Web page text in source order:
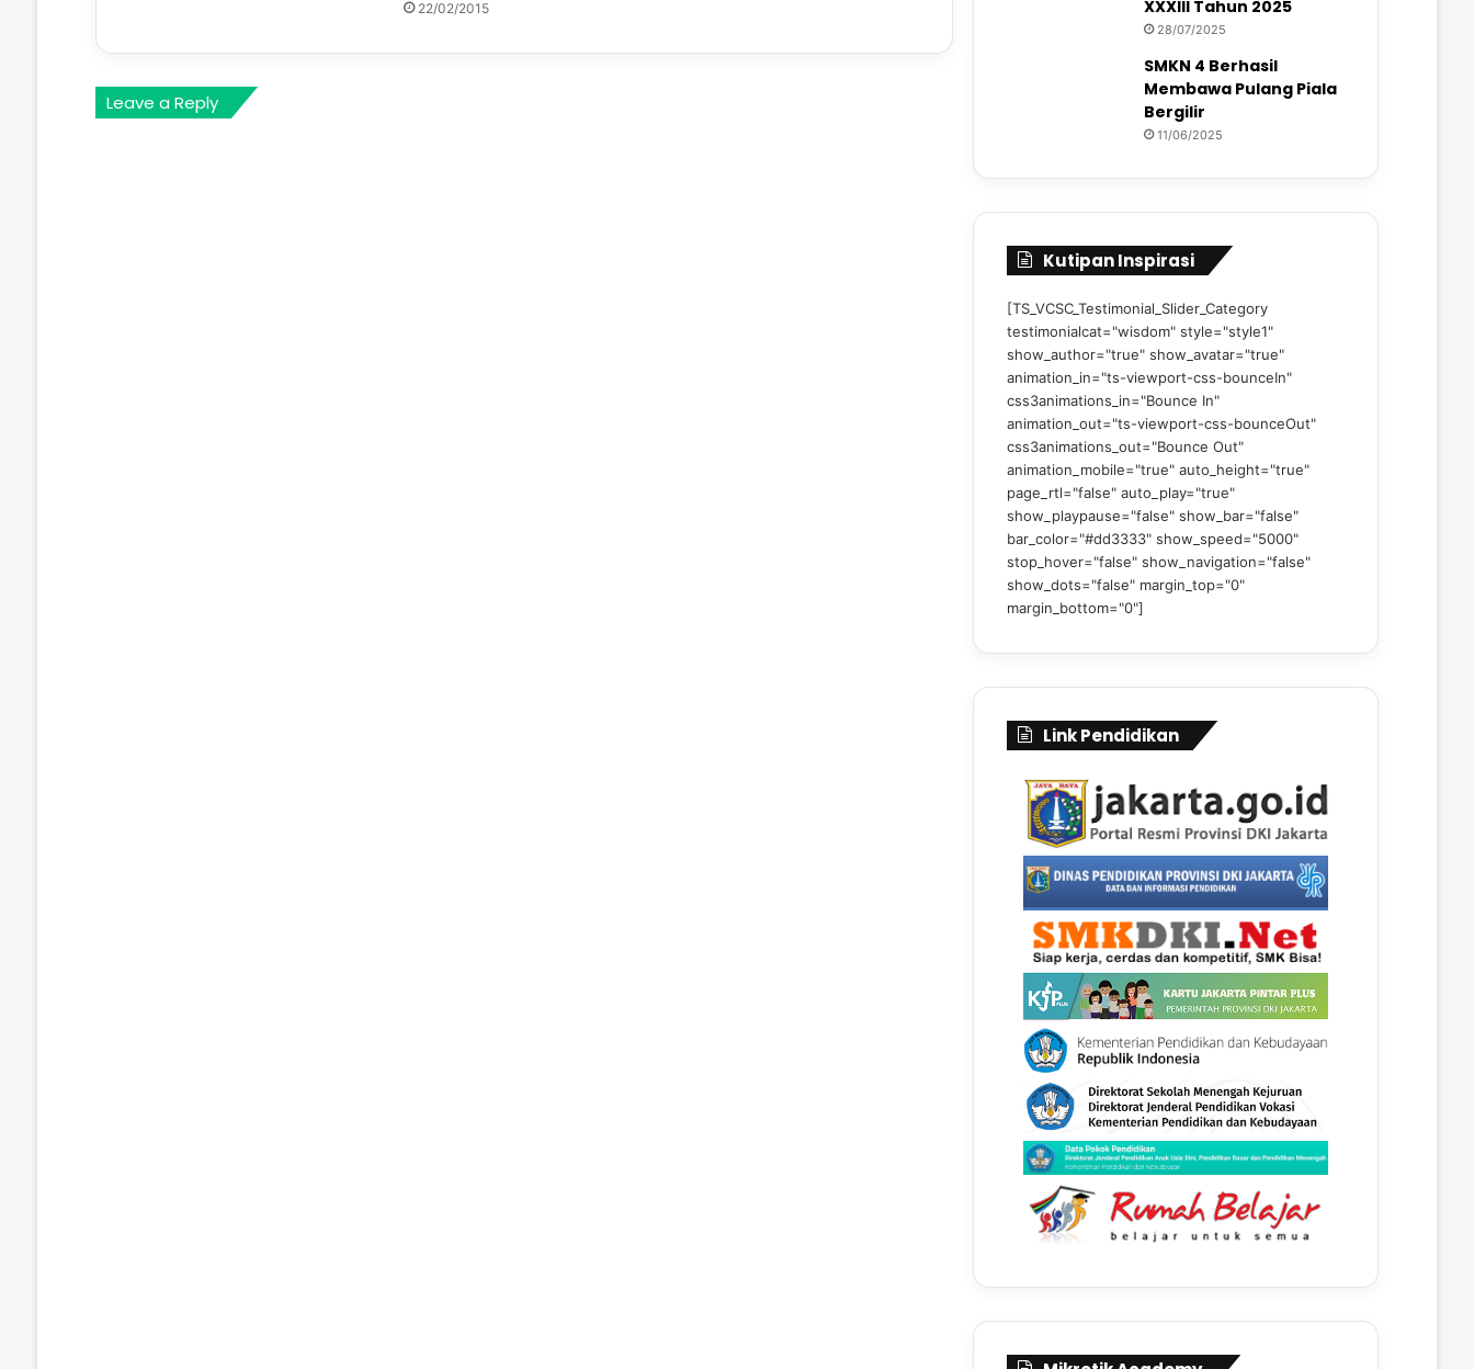
22/02/2015
Leave a Reply
XXXIII Tahun 2025
28/07/2025
SMKN 4 Berhasil
Membawa Pulang Piala
Bergilir
11/06/2025
Kutipan Inspirasi
[TS_VCSC_Testimonial_Slider_Category
testimonialcat="wisdom" style="style1"
show_author="true" show_avatar="true"
animation_in="ts-viewport-css-bounceIn"
css3animations_in="Bounce In"
animation_out="ts-viewport-css-bounceOut"
css3animations_out="Bounce Out"
animation_mobile="true" auto_height="true"
page_rtl="false" auto_play="true"
show_playpause="false" show_bar="false"
bar_color="#dd3333" show_speed="5000"
stop_hover="false" show_navigation="false"
show_dots="false" margin_top="0"
margin_bottom="0"]
Link Pendidikan